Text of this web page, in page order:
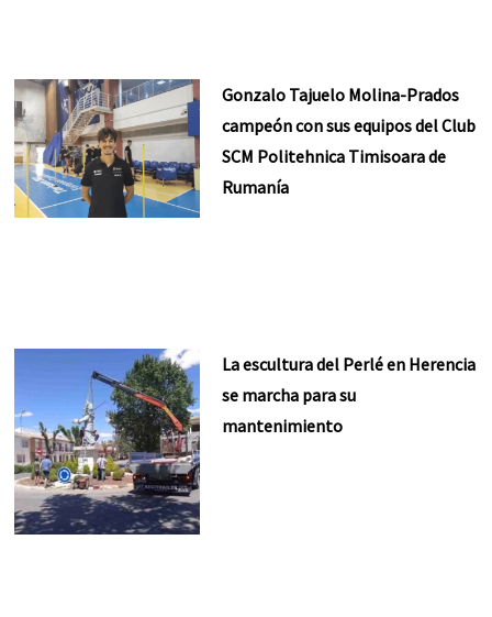
Gonzalo Tajuelo Molina-Prados
campeón con sus equipos del Club
SCM Politehnica Timisoara de
Rumanía
La escultura del Perlé en Herencia
se marcha para su
mantenimiento